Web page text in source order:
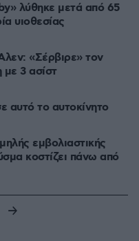
λύθηκε μετά από 65
υιοθεσίας
«Σέρβιρε» τον
3 ασίστ
αυτό το αυτοκίνητο
εμβολιαστικής
κοστίζει πάνω από